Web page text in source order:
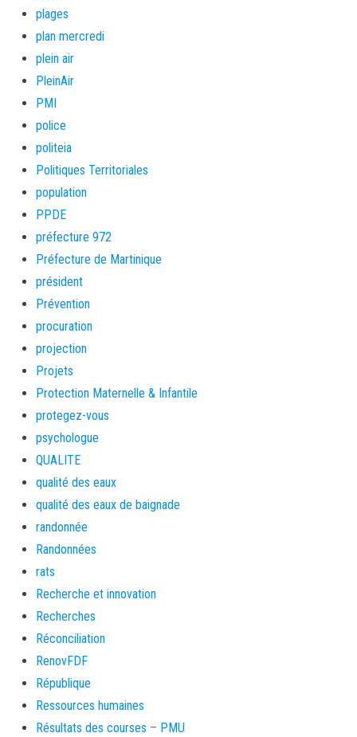
plages
plan mercredi
plein air
PleinAir
PMI
police
politeia
Politiques Territoriales
population
PPDE
préfecture 972
Préfecture de Martinique
président
Prévention
procuration
projection
Projets
Protection Maternelle & Infantile
protegez-vous
psychologue
QUALITE
qualité des eaux
qualité des eaux de baignade
randonnée
Randonnées
rats
Recherche et innovation
Recherches
Réconciliation
RenovFDF
République
Ressources humaines
Résultats des courses – PMU